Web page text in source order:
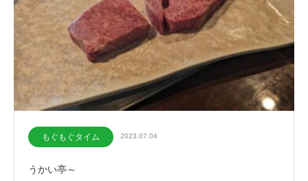
もぐもぐタイム 2023.07.04
うかい亭～